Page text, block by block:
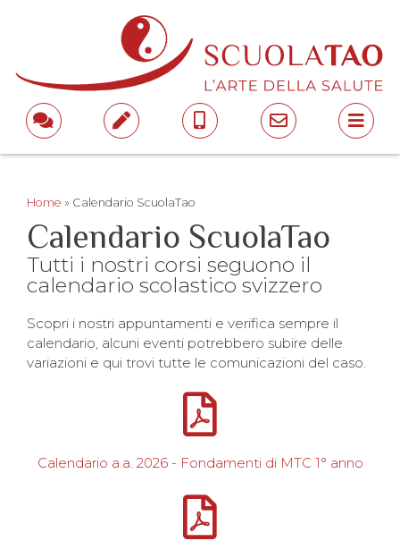
Home » Calendario ScuolaTao
Calendario ScuolaTao
Tutti i nostri corsi seguono il
calendario scolastico svizzero
Scopri i nostri appuntamenti e verifica sempre il
calendario, alcuni eventi potrebbero subire delle
variazioni e qui trovi tutte le comunicazioni del caso.
Calendario a.a. 2026 - Fondamenti di MTC 1° anno